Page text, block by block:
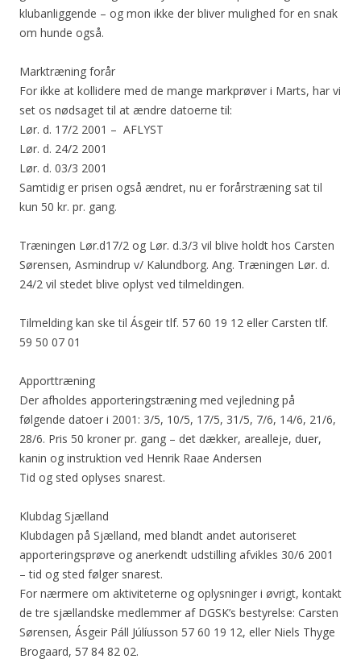
klubanliggende – og mon ikke der bliver mulighed for en snak
om hunde også.
Marktræning forår
For ikke at kollidere med de mange markprøver i Marts, har vi
set os nødsaget til at ændre datoerne til:
Lør. d. 17/2 2001 – AFLYST
Lør. d. 24/2 2001
Lør. d. 03/3 2001
Samtidig er prisen også ændret, nu er forårstræning sat til
kun 50 kr. pr. gang.
Træningen Lør.d17/2 og Lør. d.3/3 vil blive holdt hos Carsten
Sørensen, Asmindrup v/ Kalundborg. Ang. Træningen Lør. d.
24/2 vil stedet blive oplyst ved tilmeldingen.
Tilmelding kan ske til Ásgeir tlf. 57 60 19 12 eller Carsten tlf.
59 50 07 01
Apporttræning
Der afholdes apporteringstræning med vejledning på
følgende datoer i 2001: 3/5, 10/5, 17/5, 31/5, 7/6, 14/6, 21/6,
28/6. Pris 50 kroner pr. gang – det dækker, arealleje, duer,
kanin og instruktion ved Henrik Raae Andersen
Tid og sted oplyses snarest.
Klubdag Sjælland
Klubdagen på Sjælland, med blandt andet autoriseret
apporteringsprøve og anerkendt udstilling afvikles 30/6 2001
– tid og sted følger snarest.
For nærmere om aktiviteterne og oplysninger i øvrigt, kontakt
de tre sjællandske medlemmer af DGSK’s bestyrelse: Carsten
Sørensen, Ásgeir Páll Júlíusson 57 60 19 12, eller Niels Thyge
Brogaard, 57 84 82 02.